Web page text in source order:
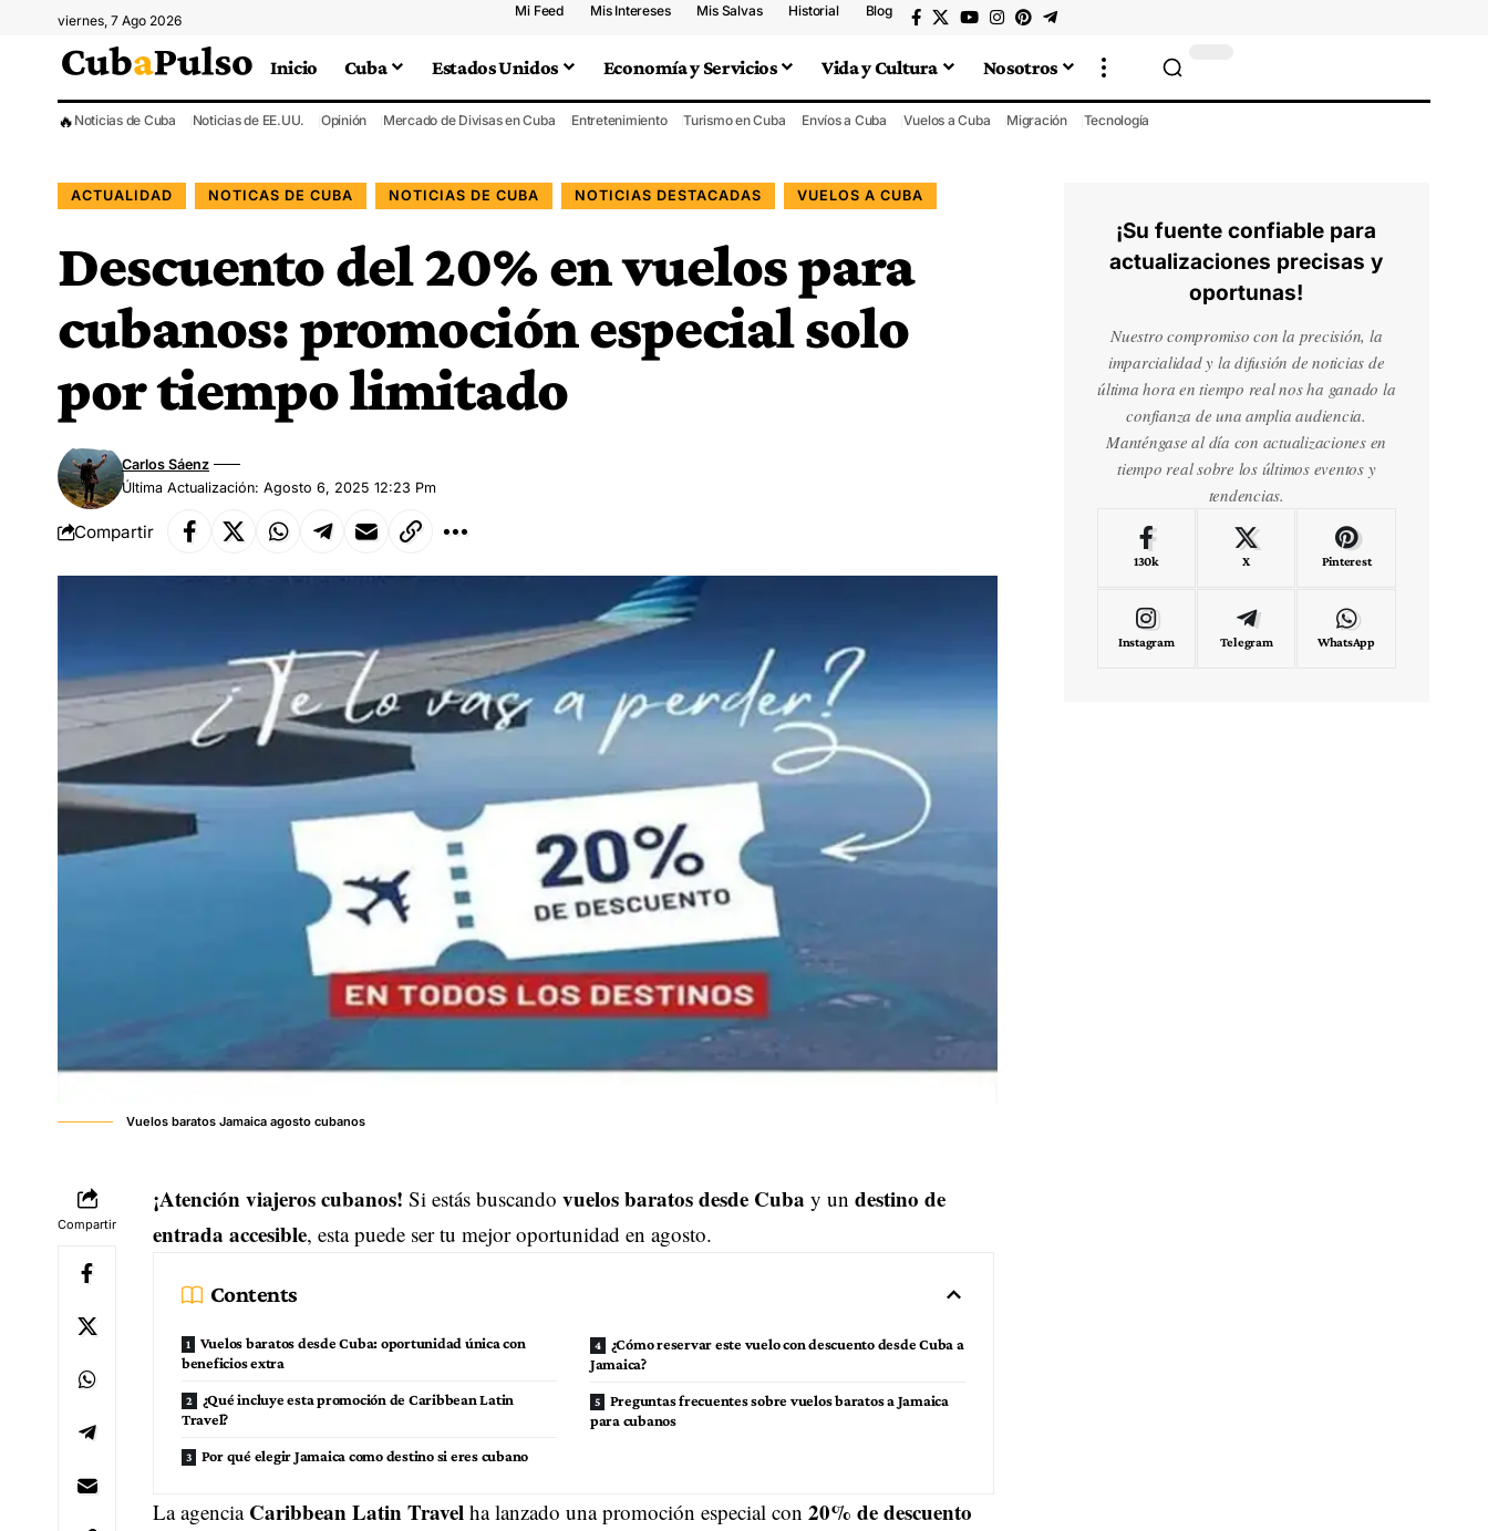
viernes, 7 Ago 2026
Mi Feed Mis Intereses Mis Salvas Historial Blog
Inicio Cuba Estados Unidos Economía y Servicios Vida y Cultura Nosotros
🔥 Noticias de Cuba Noticias de EE.UU. Opinión Mercado de Divisas en Cuba Entretenimiento Turismo en Cuba Envíos a Cuba Vuelos a Cuba Migración Tecnología
ACTUALIDAD NOTICAS DE CUBA NOTICIAS DE CUBA NOTICIAS DESTACADAS VUELOS A CUBA
Descuento del 20% en vuelos para
cubanos: promoción especial solo
por tiempo limitado
Última Actualización: Agosto 6, 2025 12:23 Pm
Carlos Sáenz
Compartir
Vuelos baratos Jamaica agosto cubanos
Compartir
¡Atención viajeros cubanos! Si estás buscando vuelos baratos desde Cuba y un destino de
entrada accesible, esta puede ser tu mejor oportunidad en agosto.
Contents
Vuelos baratos desde Cuba: oportunidad única con
beneficios extra
¿Qué incluye esta promoción de Caribbean Latin
Travel?
Por qué elegir Jamaica como destino si eres cubano
¿Cómo reservar este vuelo con descuento desde Cuba a
Jamaica?
Preguntas frecuentes sobre vuelos baratos a Jamaica
para cubanos
La agencia Caribbean Latin Travelha lanzado una promoción especial con 20% de descuento
¡Su fuente confiable para
actualizaciones precisas y
oportunas!
Nuestro compromiso con la precisión, la
imparcialidad y la difusión de noticias de
última hora en tiempo real nos ha ganado la
confianza de una amplia audiencia.
Manténgase al día con actualizaciones en
tiempo real sobre los últimos eventos y
tendencias.
130k X Pinterest
Instagram Telegram WhatsApp